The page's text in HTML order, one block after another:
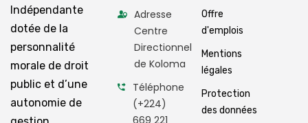
Indépendante
dotée de la
personnalité
morale de droit
public et d’une
autonomie de
Adresse
Centre
Directionnel
de Koloma
Téléphone
(+224)
669 221
Offre
d'emplois
Mentions
légales
Protection
des données